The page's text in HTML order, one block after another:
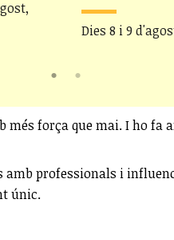
Dies 8 i 9
més força que mai. I ho
professionals i
únic.